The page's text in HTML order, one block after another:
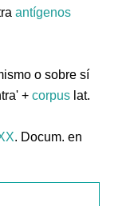
antígenos
o sobre sí
+corpus lat.
. Docum. en